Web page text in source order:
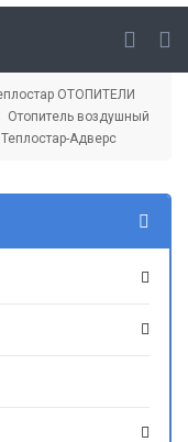
ОТОПИТЕЛИ
воздушный
Адверс